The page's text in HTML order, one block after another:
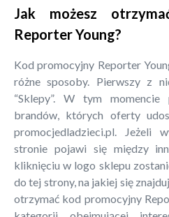
Jak możesz
Reporter Young?
Kod promocyjny Reporter
różne sposoby. Pierwszy z
“Sklepy”. W tym
brandów, których oferty
promocjedladzieci.pl. Jeżeli
stronie pojawi się między
kliknięciu w logo sklepu
do tej strony, na jakiej się
otrzymać kod promocyjny